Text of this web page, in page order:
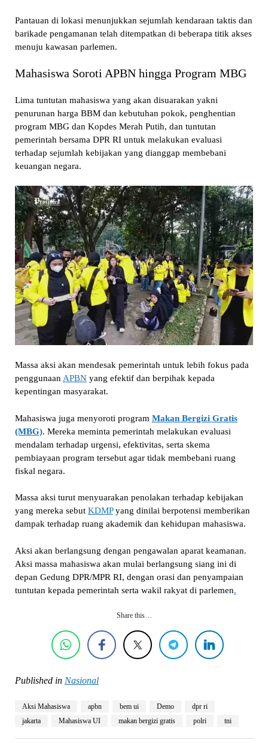
Pantauan di lokasi menunjukkan sejumlah kendaraan taktis dan
barikade pengamanan telah ditempatkan di beberapa titik akses
menuju kawasan parlemen.
Mahasiswa Soroti APBN hingga Program MBG
Lima tuntutan mahasiswa yang akan disuarakan yakni
penurunan harga BBM dan kebutuhan pokok, penghentian
program MBG dan Kopdes Merah Putih, dan tuntutan
pemerintah bersama DPR RI untuk melakukan evaluasi
terhadap sejumlah kebijakan yang dianggap membebani
keuangan negara.
Massa aksi akan mendesak pemerintah untuk lebih fokus pada
penggunaan APBNyang efektif dan berpihak kepada
kepentingan masyarakat.
Mahasiswa juga menyoroti program Makan Bergizi Gratis
(MBG). Mereka meminta pemerintah melakukan evaluasi
mendalam terhadap urgensi, efektivitas, serta skema
pembiayaan program tersebut agar tidak membebani ruang
fiskal negara.
Massa aksi turut menyuarakan penolakan terhadap kebijakan
yang mereka sebut KDMPyang dinilai berpotensi memberikan
dampak terhadap ruang akademik dan kehidupan mahasiswa.
Aksi akan berlangsung dengan pengawalan aparat keamanan.
Aksi massa mahasiswa akan mulai berlangsung siang ini di
depan Gedung DPR/MPR RI, dengan orasi dan penyampaian
tuntutan kepada pemerintah serta wakil rakyat di parlemen.
Share this…
Published in Nasional
Aksi Mahasiswa apbn bem ui Demo
dpr ri
jakarta
Mahasiswa UI makan bergizi gratis polri tni